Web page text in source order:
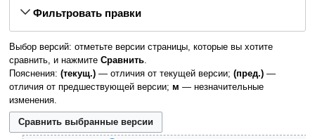
Фильтровать правки
Выбор версий: отметьте версии страницы, которые вы хотите
сравнить, и нажмите Сравнить.
Пояснения: (текущ.)— отличия от текущей версии; (пред.)—
отличия от предшествующей версии; м — незначительные
изменения.